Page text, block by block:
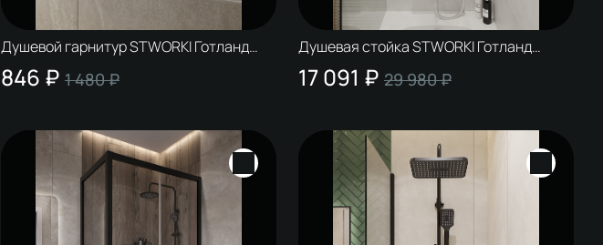
Душевой гарнитур STWORKI Готланд
S13195BK матовый черный
846 ₽ 1 480 ₽
Душевая стойка STWORKI Готланд
S13170CR хром
17 091 ₽ 29 980 ₽